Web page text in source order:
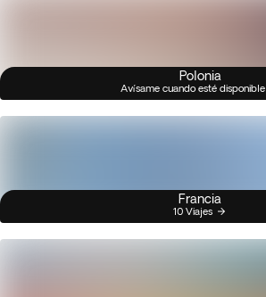
Polonia
Avísame cuando esté disponible
Francia
10 Viajes